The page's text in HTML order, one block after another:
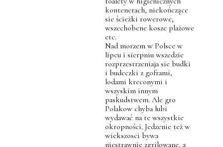
kontenerach, niekończące
sie ścieżki rowerowe,
wszechobene kosze plażowe
etc.
Nad morzem w Polsce w
lipcu i sierpniu wszedzie
rozprzestrzeniaja sie budki
i budeczki z goframi,
lodami kreconymi i
wszyskim innym
paskudstwem. Ale gro
Polakow chyba lubi
wydawać na te wszystkie
okropności. Jedzenie też w
wiekszosci bywa
niestrawnie zgrilowane, a